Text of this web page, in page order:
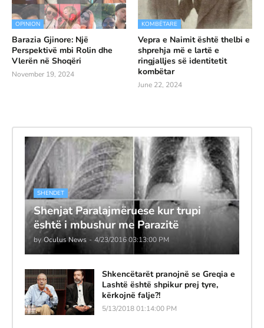
OPINION
Barazia Gjinore: Një
Perspektivë mbi Rolin dhe
Vlerën në Shoqëri
November 19, 2024
KOMBËTARE
Vepra e Naimit është thelbi e
shprehja më e lartë e
ringjalljes së identitetit
kombëtar
June 22, 2024
SHENDET
Shenjat Paralajmëruese kur trupi
është i mbushur me Parazitë
by Oculus News - 4/23/2016 03:13:00 PM
Shkencëtarët pranojnë se Greqia e
Lashtë është shpikur prej tyre,
kërkojnë falje?!
5/13/2018 01:14:00 PM